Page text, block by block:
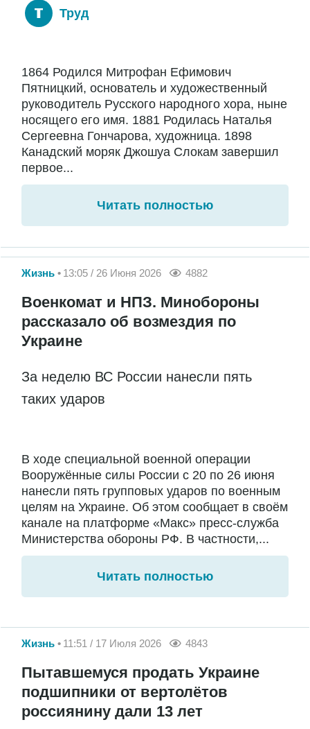
Труд
1864 Родился Митрофан Ефимович
Пятницкий, основатель и художественный
руководитель Русского народного хора, ныне
носящего его имя. 1881 Родилась Наталья
Сергеевна Гончарова, художница. 1898
Канадский моряк Джошуа Слокам завершил
первое...
Читать полностью
Жизнь 13:05 / 26 Июня 2026 4882
Военкомат и НПЗ. Минобороны
рассказало об возмездия по
Украине
За неделю ВС России нанесли пять
таких ударов
В ходе специальной военной операции
Вооружённые силы России с 20 по 26 июня
нанесли пять групповых ударов по военным
целям на Украине. Об этом сообщает в своём
канале на платформе «Макс» пресс-служба
Министерства обороны РФ. В частности,...
Читать полностью
Жизнь 11:51 / 17 Июля 2026 4843
Пытавшемуся продать Украине
подшипники от вертолётов
россиянину дали 13 лет